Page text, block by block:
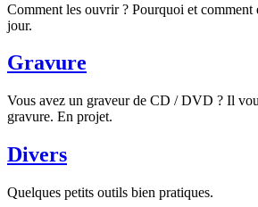
Comment les ouvrir ? Pourquoi et comment
jour.
Gravure
Vous avez un graveur de CD / DVD ? Il
gravure. En projet.
Divers
Quelques petits outils bien pratiques.